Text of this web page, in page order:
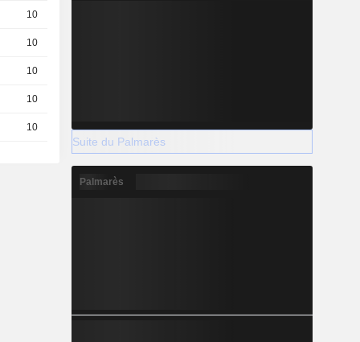
10
10
10
10
10 1.66 / 1.77
Suite du Palmarès
Palmarès